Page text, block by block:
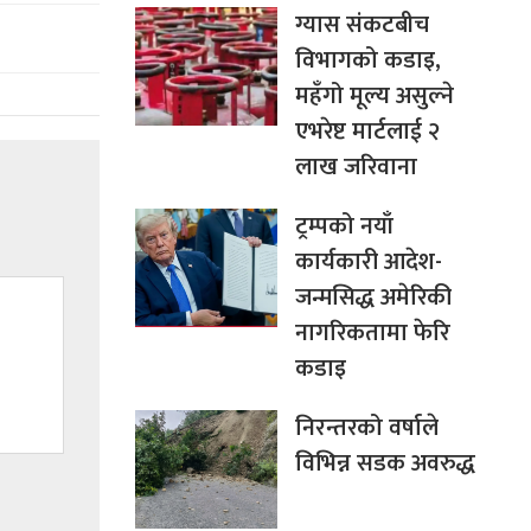
ग्यास संकटबीच
विभागको कडाइ,
महँगो मूल्य असुल्ने
एभरेष्ट मार्टलाई २
लाख जरिवाना
ट्रम्पको नयाँ
कार्यकारी आदेश-
जन्मसिद्ध अमेरिकी
नागरिकतामा फेरि
कडाइ
निरन्तरको वर्षाले
विभिन्न सडक अवरुद्ध